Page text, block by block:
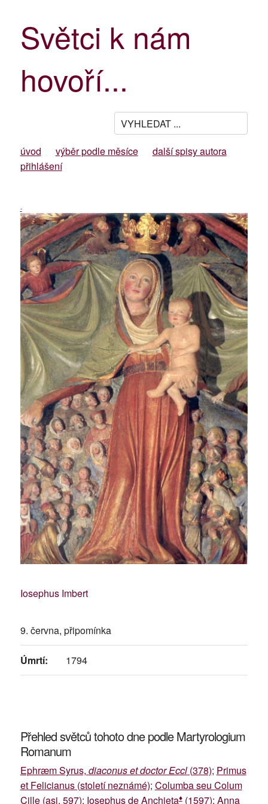
Světci k nám
hovoří...
úvod výběr podle měsíce
další spisy autora
přihlášení
-
Iosephus Imbert
9. června, připomínka
Úmrtí: 1794
Přehled světců tohoto dne podle Martyrologium
Romanum
Ephræm Syrus, diaconus et doctor Eccl(378); Primus
et Felicianus (století neznámé); Columba seu Colum
Cille (asi. 597); Iosephus de Anchieta♦(1597); Anna